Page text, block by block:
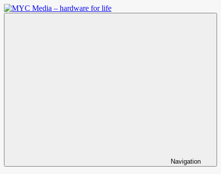
Zum
Inhalt
Navigation